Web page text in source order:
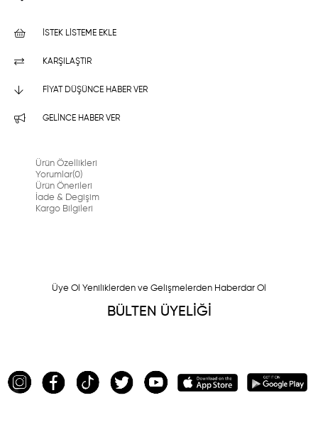
İSTEK LISTEME EKLE
KARŞILAŞTIR
FIYAT DÜŞÜNCE HABER VER
GELINCE HABER VER
Ürün Özellikleri
Yorumlar(0)
Ürün Önerileri
İade & Degişim
Kargo Bilgileri
Üye Ol Yeniliklerden ve Gelişmelerden Haberdar Ol
BÜLTEN ÜYELİĞİ